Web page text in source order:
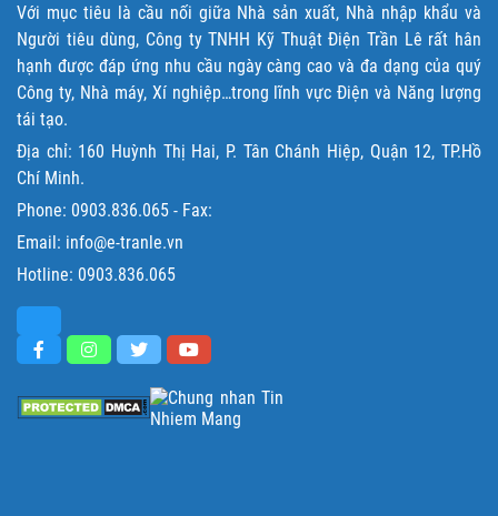
Với mục tiêu là cầu nối giữa Nhà sản xuất, Nhà nhập khẩu và
Người tiêu dùng, Công ty TNHH Kỹ Thuật Điện Trần Lê rất hân
hạnh được đáp ứng nhu cầu ngày càng cao và đa dạng của quý
Công ty, Nhà máy, Xí nghiệp…trong lĩnh vực Điện và Năng lượng
tái tạo.
Địa chỉ: 160 Huỳnh Thị Hai, P. Tân Chánh Hiệp, Quận 12, TP.Hồ
Chí Minh.
Phone: 0903.836.065 - Fax:
Email: info@e-tranle.vn
Hotline: 0903.836.065